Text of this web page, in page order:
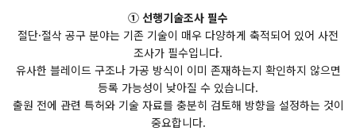
① 선행기술조사 필수
절단·절삭 공구 분야는 기존 기술이 매우 다양하게 축적되어 있어 사전
조사가 필수입니다.
유사한 블레이드 구조나 가공 방식이 이미 존재하는지 확인하지 않으면
등록 가능성이 낮아질 수 있습니다.
출원 전에 관련 특허와 기술 자료를 충분히 검토해 방향을 설정하는 것이
중요합니다.